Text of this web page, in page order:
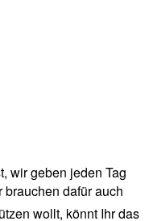
wir geben jeden Tag
brauchen dafür auch
wollt, könnt Ihr das